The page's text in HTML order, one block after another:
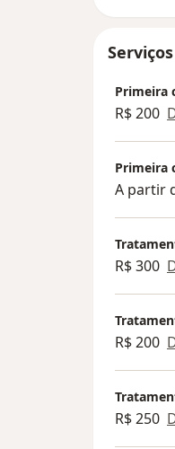
Primeira
R$ 200
Primeira
A partir
R$ 300
R$ 200
R$ 250